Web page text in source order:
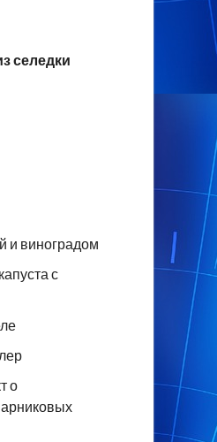
селедки
и виноградом
с
о